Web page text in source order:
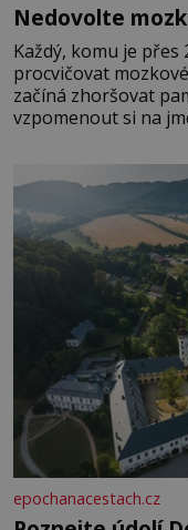
Nedovolte
Každý, komu je přes
procvičovat
začíná zhoršovat
vzpomenout si na
Je to opravdu tak,
rozhodla stávkovat.
epochanacestach.cz